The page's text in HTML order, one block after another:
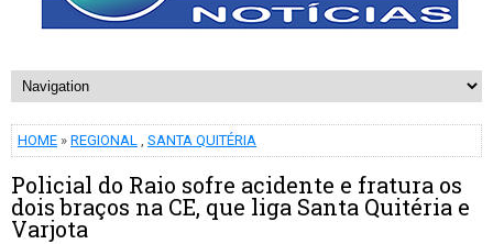
HOME » REGIONAL , SANTA QUITÉRIA
Policial do Raio sofre acidente e fratura os
dois braços na CE, que liga Santa Quitéria e
Varjota